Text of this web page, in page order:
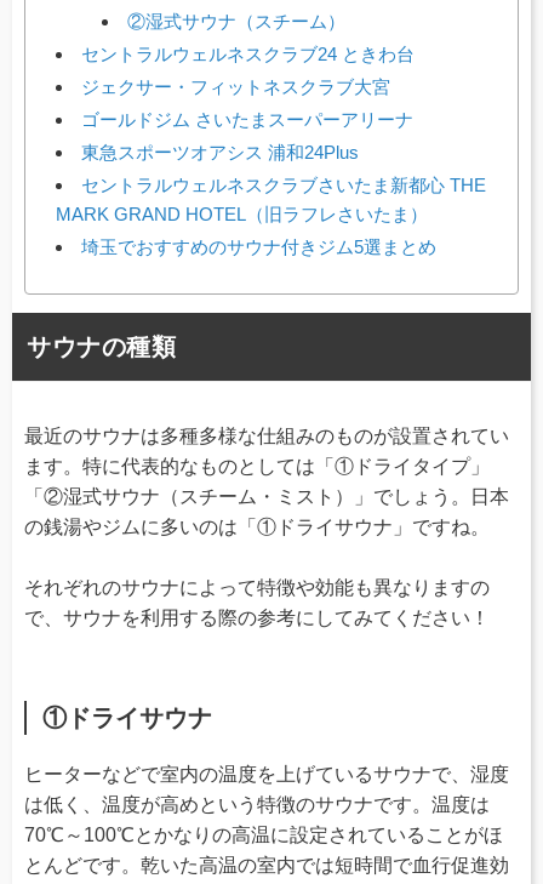
②湿式サウナ（スチーム）
セントラルウェルネスクラブ24 ときわ台
ジェクサー・フィットネスクラブ大宮
ゴールドジム さいたまスーパーアリーナ
東急スポーツオアシス 浦和24Plus
セントラルウェルネスクラブさいたま新都心 THE
MARK GRAND HOTEL（旧ラフレさいたま）
埼玉でおすすめのサウナ付きジム5選まとめ
サウナの種類
最近のサウナは多種多様な仕組みのものが設置されてい
ます。特に代表的なものとしては「①ドライタイプ」
「②湿式サウナ（スチーム・ミスト）」でしょう。日本
の銭湯やジムに多いのは「①ドライサウナ」ですね。
それぞれのサウナによって特徴や効能も異なりますの
で、サウナを利用する際の参考にしてみてください！
①ドライサウナ
ヒーターなどで室内の温度を上げているサウナで、湿度
は低く、温度が高めという特徴のサウナです。温度は
70℃～100℃とかなりの高温に設定されていることがほ
とんどです。乾いた高温の室内では短時間で血行促進効